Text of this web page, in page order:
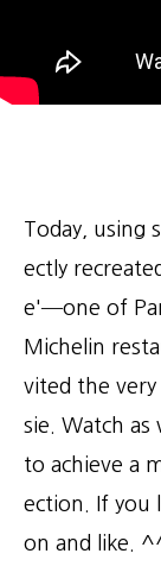
Today, using
ectly
e'—one of
Michelin
vited the
sie. Watch as
to achieve a
ection. If you
on and like.